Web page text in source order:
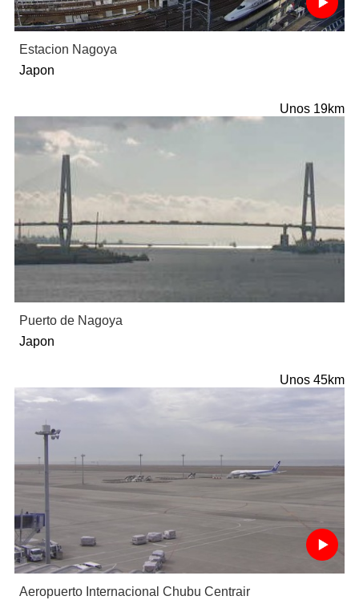
Estacion Nagoya
Japon
Unos 19km
Puerto de Nagoya
Japon
Unos 45km
Aeropuerto Internacional Chubu Centrair